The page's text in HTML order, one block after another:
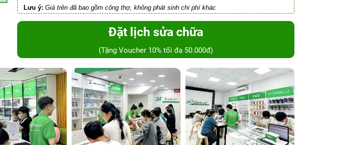
Lưu ý: Giá trên đã bao gồm công thợ, không phát sinh chi phí khác
Đặt lịch sửa chữa
(Tặng Voucher 10% tối đa 50.000đ)